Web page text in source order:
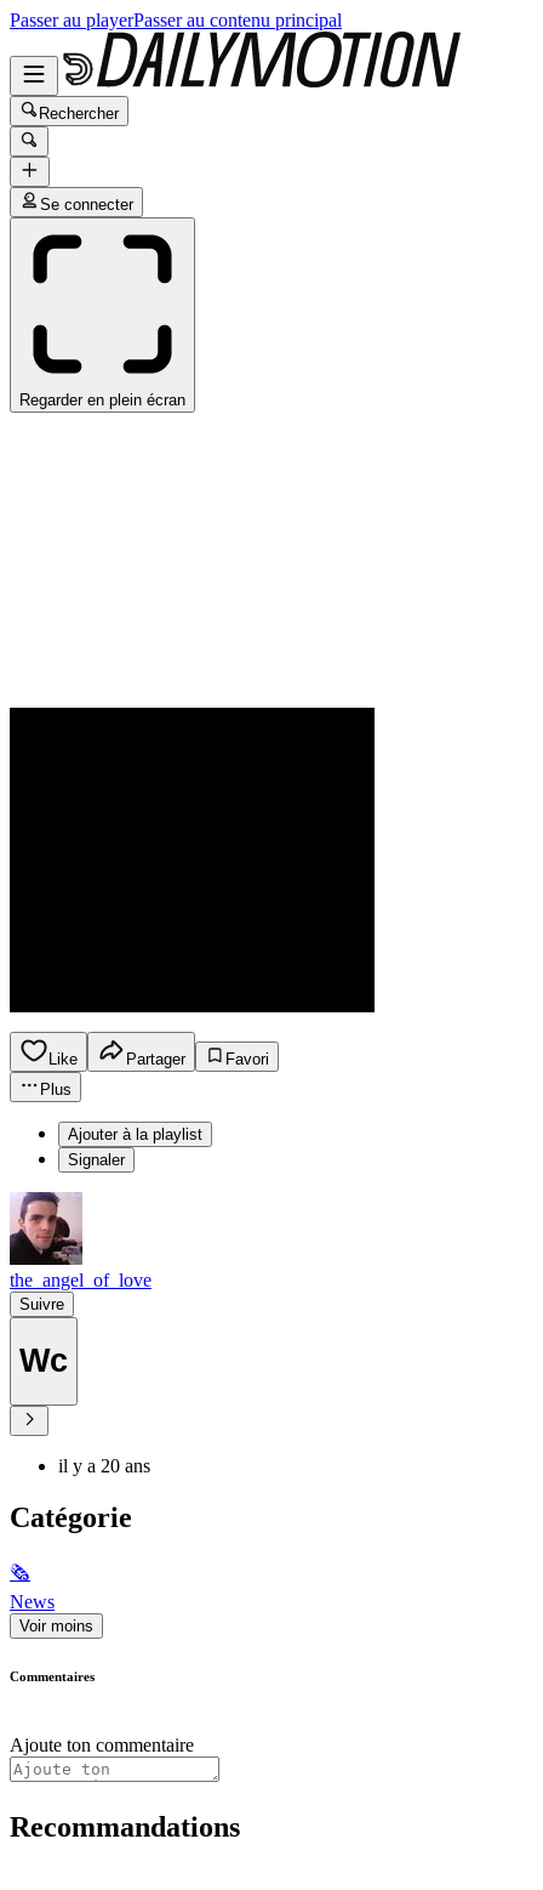
Passer au playerPasser au contenu principal
Rechercher
Se connecter
Regarder en plein écran
Like Partager
Favori
Plus
Ajouter à la playlist
Signaler
the_angel_of_love
Suivre
Wc
il y a 20 ans
Catégorie
🗞
News
Voir moins
Commentaires
Ajoute ton commentaire
Recommandations